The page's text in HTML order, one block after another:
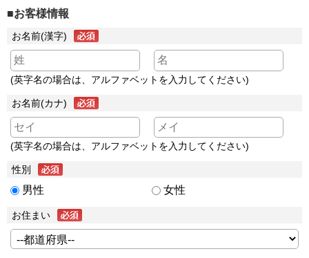
■お客様情報
お名前(漢字)
(英字名の場合は、アルファベットを入力してください)
お名前(カナ)
(英字名の場合は、アルファベットを入力してください)
性別
男性 女性
お住まい